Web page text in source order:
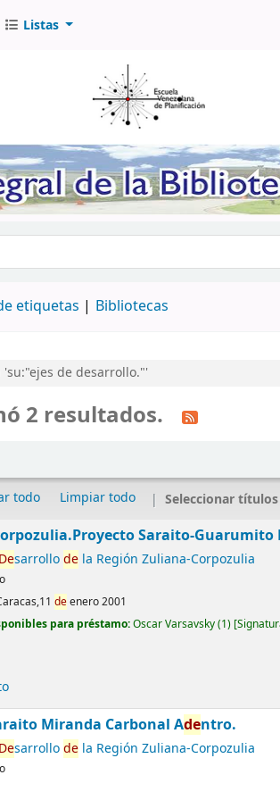
Listas
palabra clave
etiquetas Bibliotecas
de desarrollo."'
2 resultados.
todo Limpiar todo Seleccionar
Saraito-Guarumito
Desarrollodela Región Zuliana-Corpozulia
deenero 2001
para préstamo:Oscar Varsavsky(1)
Miranda Carbonal Adentro.
Desarrollodela Región Zuliana-Corpozulia